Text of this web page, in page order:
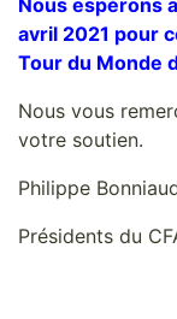
Nous espérons
avril 2021 pour
Tour du Monde
Nous vous
votre soutien.
Philippe
Présidents du